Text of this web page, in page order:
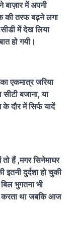
में अपनी
की तरफ बढ़ने लगा
में देख लिया
हो गयी।
एकमात्र जरिया
बजाना, या
दौर में सिर्फ यादें
हैं ,मगर सिनेमाघर
दुर्दशा हो चुकी
भुगतना भी
करता था जबकि आज